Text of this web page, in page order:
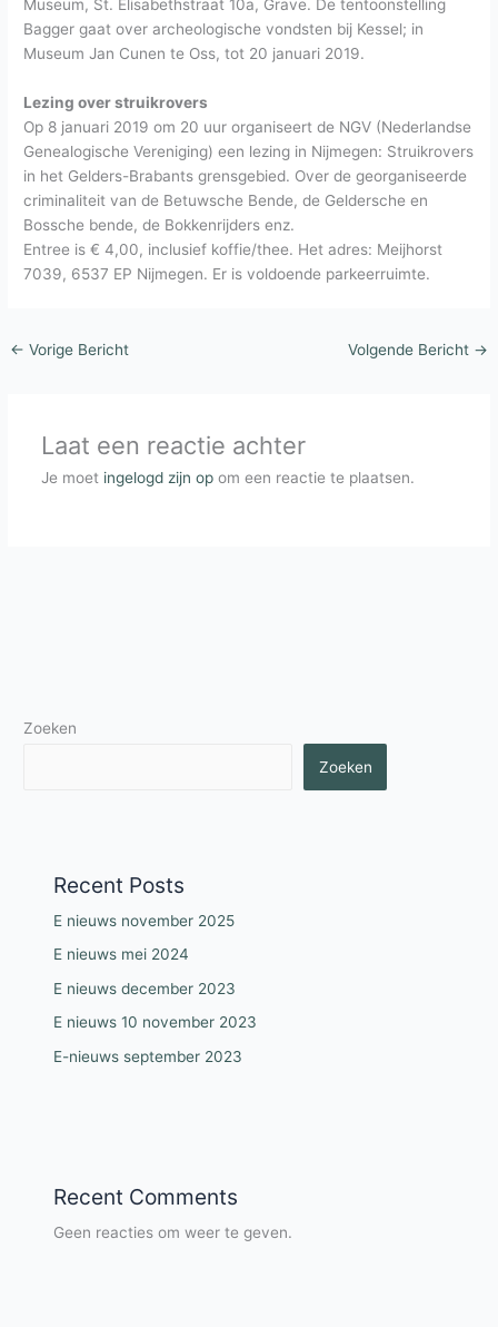
Museum, St. Elisabethstraat 10a, Grave. De tentoonstelling
Bagger gaat over archeologische vondsten bij Kessel; in
Museum Jan Cunen te Oss, tot 20 januari 2019.
Lezing over struikrovers
Op 8 januari 2019 om 20 uur organiseert de NGV (Nederlandse
Genealogische Vereniging) een lezing in Nijmegen: Struikrovers
in het Gelders-Brabants grensgebied. Over de georganiseerde
criminaliteit van de Betuwsche Bende, de Geldersche en
Bossche bende, de Bokkenrijders enz.
Entree is € 4,00, inclusief koffie/thee. Het adres: Meijhorst
7039, 6537 EP Nijmegen. Er is voldoende parkeerruimte.
← Vorige Bericht Volgende Bericht →
Laat een reactie achter
Je moet ingelogd zijn opom een reactie te plaatsen.
Zoeken
Zoeken
Recent Posts
E nieuws november 2025
E nieuws mei 2024
E nieuws december 2023
E nieuws 10 november 2023
E-nieuws september 2023
Recent Comments
Geen reacties om weer te geven.